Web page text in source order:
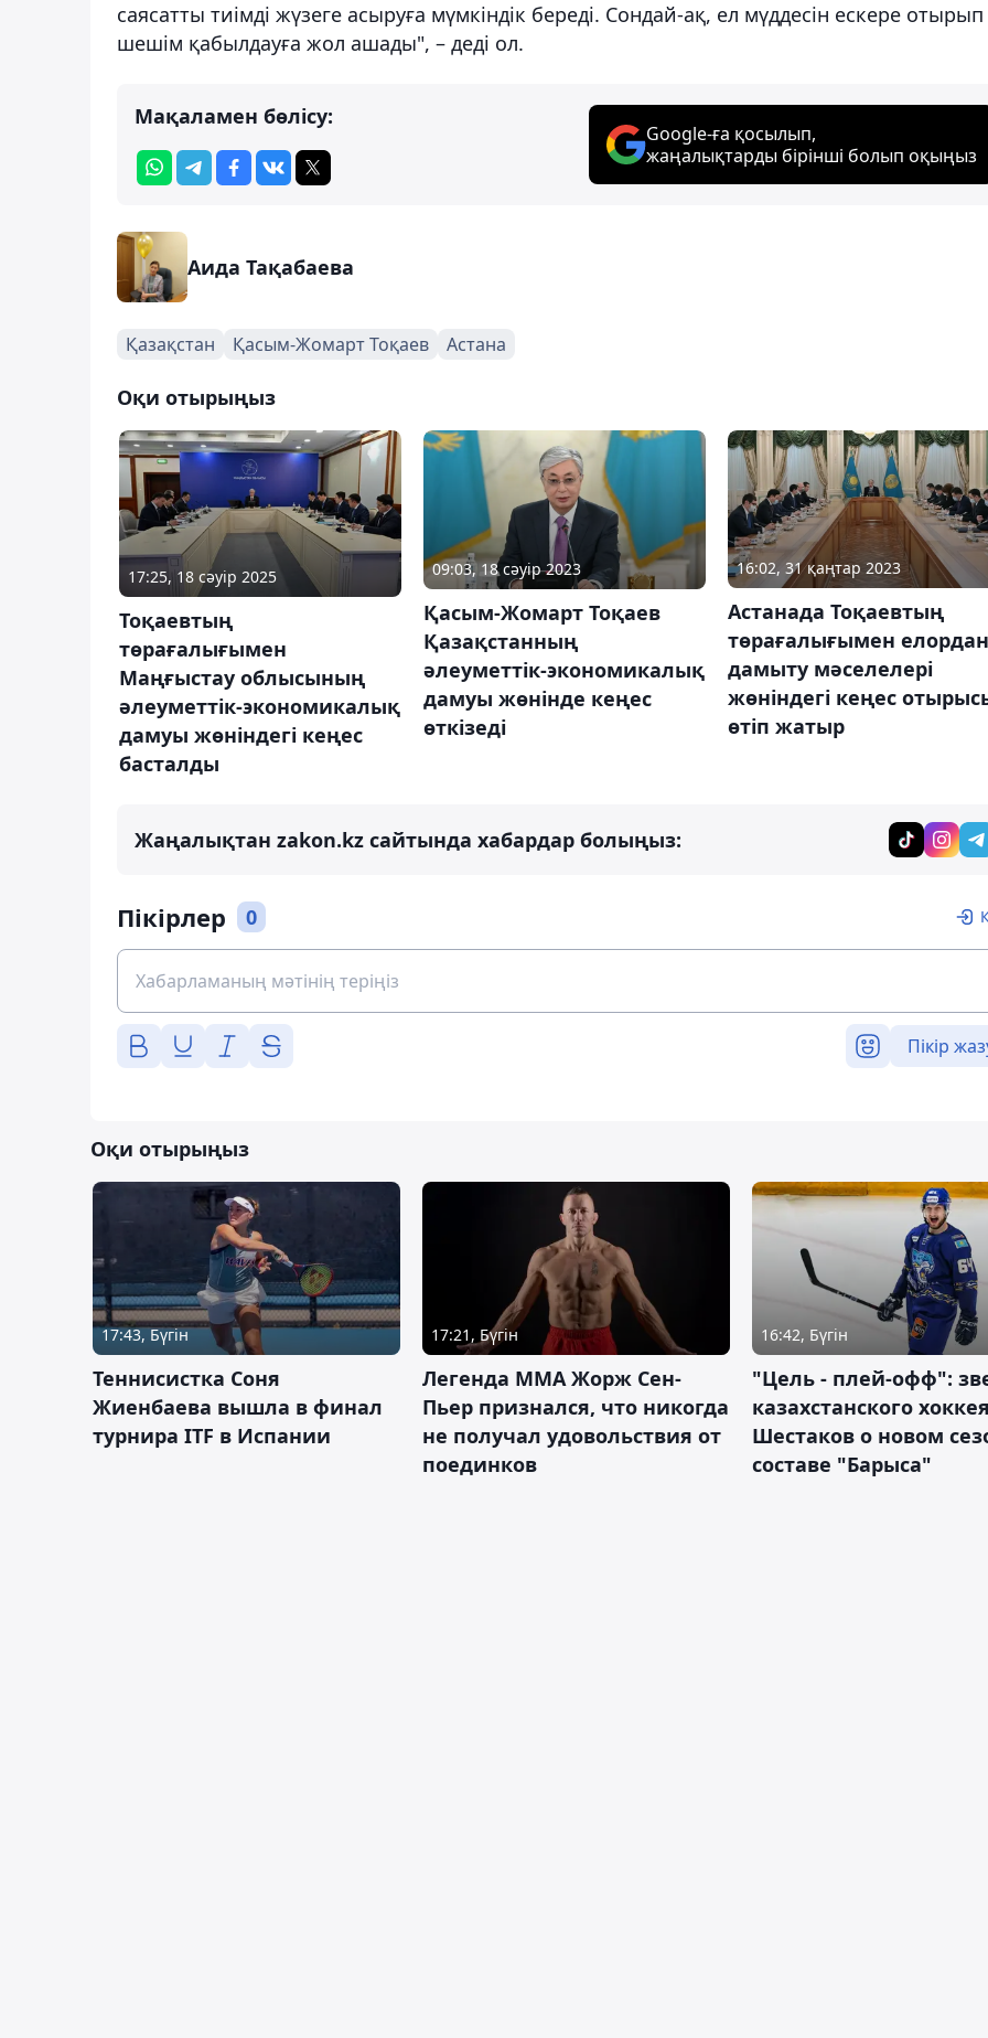
саясатты тиімді жүзеге асыруға мүмкіндік береді. Сондай-ақ, ел мүддесін ескере отырып
шешім қабылдауға жол ашады", – деді ол.
Мақаламен бөлісу:
Google-ға қосылып,
жаңалықтарды бірінші болып оқыңыз
Аида Тақабаева
Қазақстан Қасым-Жомарт Тоқаев Астана
Оқи отырыңыз
17:25, 18 сәуір 2025
Тоқаевтың
төрағалығымен
Маңғыстау облысының
әлеуметтік-экономикалық
дамуы жөніндегі кеңес
басталды
09:03, 18 сәуір 2023
Қасым-Жомарт Тоқаев
Қазақстанның
әлеуметтік-экономикалық
дамуы жөнінде кеңес
өткізеді
16:02, 31 қаңтар 2023
Астанада Тоқаевтың
төрағалығымен
дамыту мәселелері
жөніндегі кеңес
өтіп жатыр
Жаңалықтан zakon.kz сайтында хабардар болыңыз:
Пікірлер 0
Пікір
Оқи отырыңыз
17:43, Бүгін
Теннисистка Соня
Жиенбаева вышла в финал
турнира ITF в Испании
17:21, Бүгін
Легенда ММА Жорж Сен-
Пьер признался, что никогда
не получал удовольствия от
поединков
16:42, Бүгін
"Цель - плей-офф":
казахстанского
Шестаков о новом
составе "Барыса"